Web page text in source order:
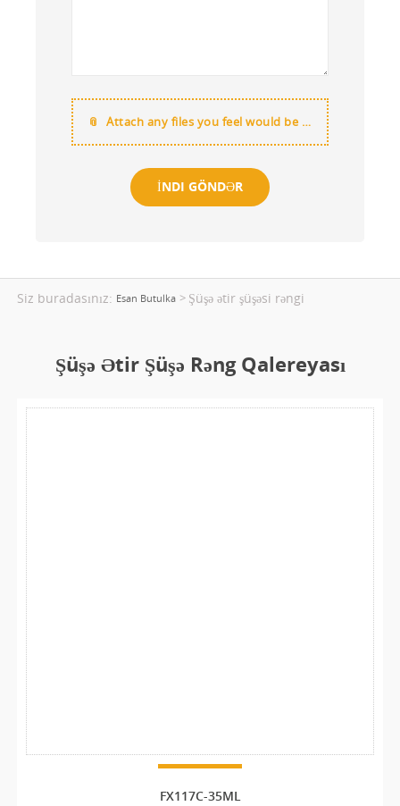
Attach any files you feel would be useful
Siz buradasınız: Esan Butulka > Şüşə ətir şüşəsi rəngi
Şüşə Ətir Şüşə Rəng Qalereyası
FX117C-35ML